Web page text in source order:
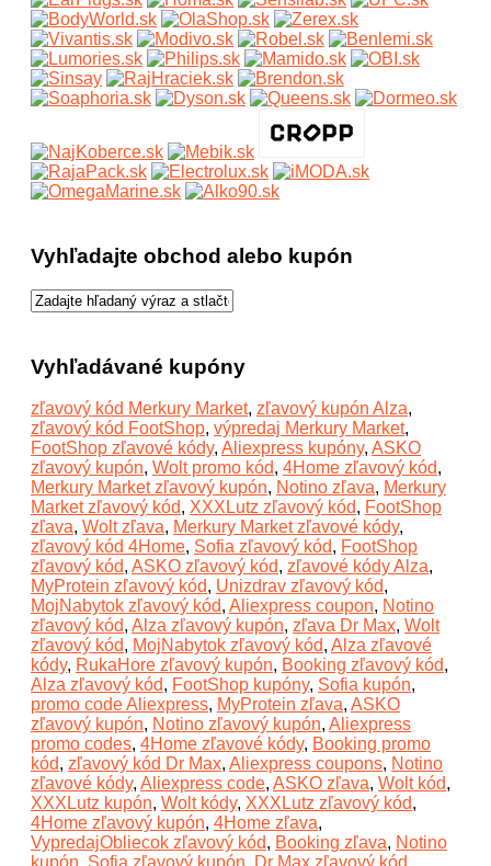
Vyhľadajte obchod alebo kupón
Vyhľadávané kupóny
zľavový kód Merkury Market, zľavový kupón Alza,
zľavový kód FootShop, výpredaj Merkury Market,
FootShop zľavové kódy, Aliexpress kupóny, ASKO
zľavový kupón, Wolt promo kód, 4Home zľavový kód,
Merkury Market zľavový kupón, Notino zľava, Merkury
Market zľavový kód, XXXLutz zľavový kód, FootShop
zľava, Wolt zľava, Merkury Market zľavové kódy,
zľavový kód 4Home, Sofia zľavový kód, FootShop
zľavový kód, ASKO zľavový kód, zľavové kódy Alza,
MyProtein zľavový kód, Unizdrav zľavový kód,
MojNabytok zľavový kód, Aliexpress coupon, Notino
zľavový kód, Alza zľavový kupón, zľava Dr Max, Wolt
zľavový kód, MojNabytok zľavový kód, Alza zľavové
kódy, RukaHore zľavový kupón, Booking zľavový kód,
Alza zľavový kód, FootShop kupóny, Sofia kupón,
promo code Aliexpress, MyProtein zľava, ASKO
zľavový kupón, Notino zľavový kupón, Aliexpress
promo codes, 4Home zľavové kódy, Booking promo
kód, zľavový kód Dr Max, Aliexpress coupons, Notino
zľavové kódy, Aliexpress code, ASKO zľava, Wolt kód,
XXXLutz kupón, Wolt kódy, XXXLutz zľavový kód,
4Home zľavový kupón, 4Home zľava,
VypredajObliecok zľavový kód, Booking zľava, Notino